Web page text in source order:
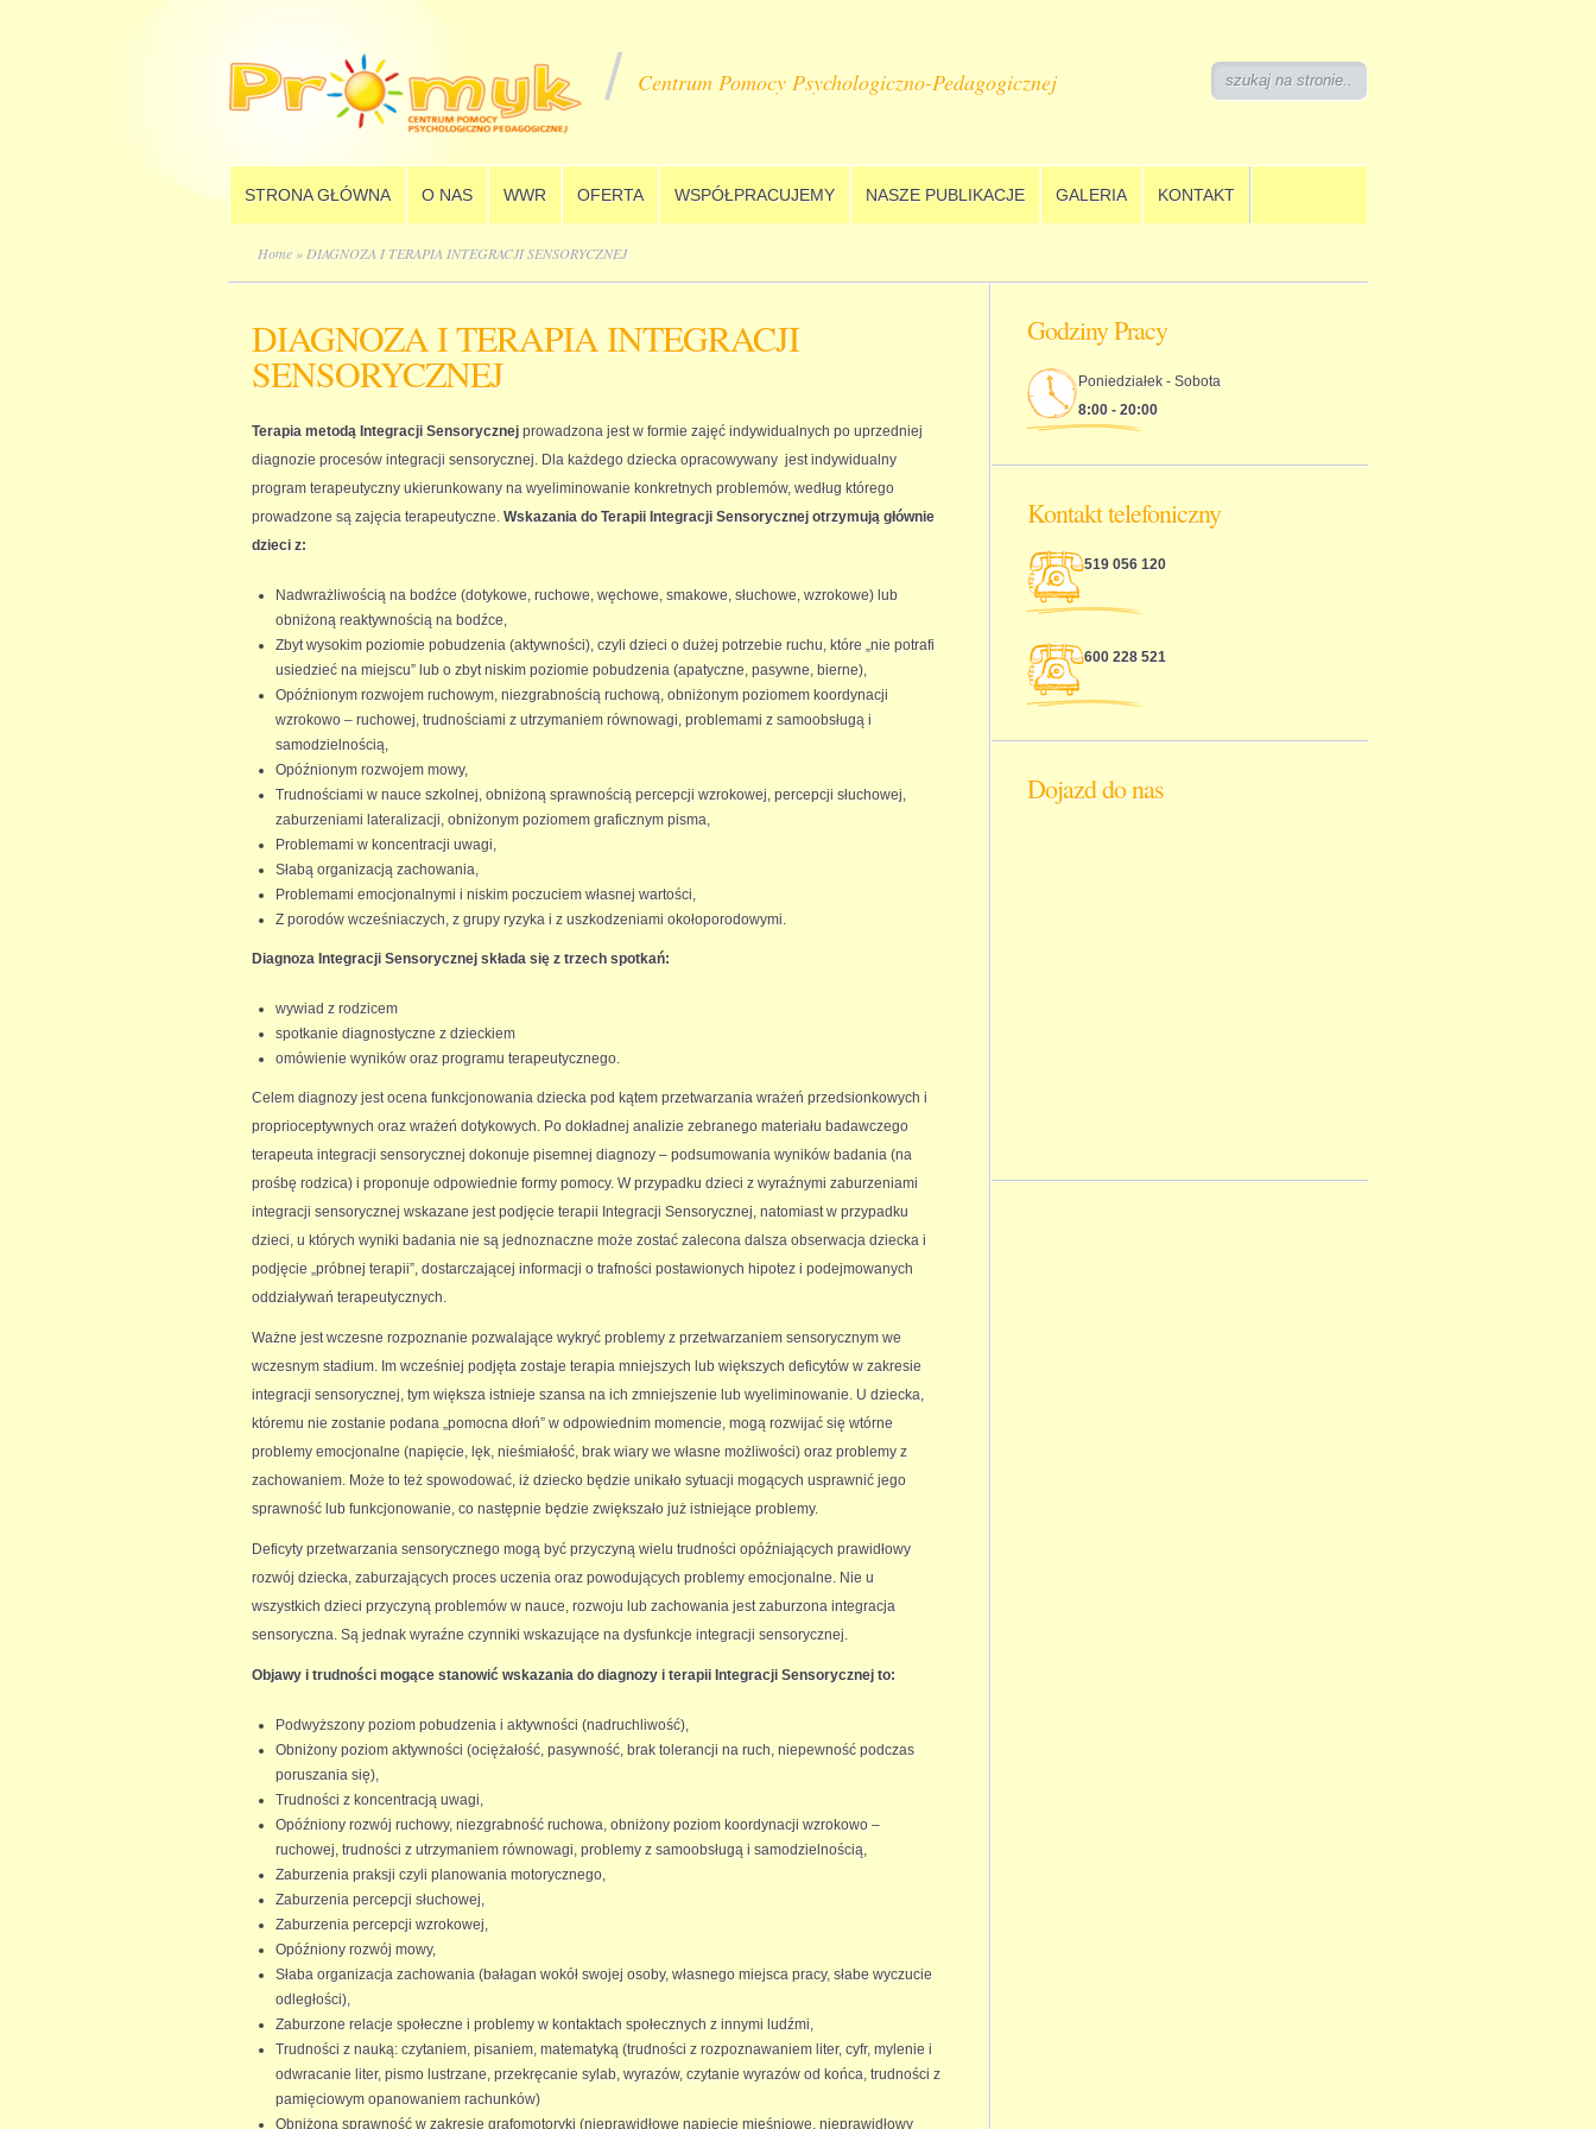
Centrum Pomocy Psychologiczno-Pedagogicznej
STRONA GŁÓWNA O NAS WWR OFERTA WSPÓŁPRACUJEMY NASZE PUBLIKACJE GALERIA KONTAKT
Home» DIAGNOZA I TERAPIA INTEGRACJI SENSORYCZNEJ
DIAGNOZA I TERAPIA INTEGRACJI
SENSORYCZNEJ
Terapia metodą Integracji Sensorycznej prowadzona jest w formie zajęć indywidualnych po uprzedniej
diagnozie procesów integracji sensorycznej. Dla każdego dziecka opracowywany jest indywidualny
program terapeutyczny ukierunkowany na wyeliminowanie konkretnych problemów, według którego
prowadzone są zajęcia terapeutyczne. Wskazania do Terapii Integracji Sensorycznej otrzymują głównie
dzieci z:
Nadwrażliwością na bodźce (dotykowe, ruchowe, węchowe, smakowe, słuchowe, wzrokowe) lub
obniżoną reaktywnością na bodźce,
Zbyt wysokim poziomie pobudzenia (aktywności), czyli dzieci o dużej potrzebie ruchu, które „nie potrafi
usiedzieć na miejscu” lub o zbyt niskim poziomie pobudzenia (apatyczne, pasywne, bierne),
Opóźnionym rozwojem ruchowym, niezgrabnością ruchową, obniżonym poziomem koordynacji
wzrokowo – ruchowej, trudnościami z utrzymaniem równowagi, problemami z samoobsługą i
samodzielnością,
Opóźnionym rozwojem mowy,
Trudnościami w nauce szkolnej, obniżoną sprawnością percepcji wzrokowej, percepcji słuchowej,
zaburzeniami lateralizacji, obniżonym poziomem graficznym pisma,
Problemami w koncentracji uwagi,
Słabą organizacją zachowania,
Problemami emocjonalnymi i niskim poczuciem własnej wartości,
Z porodów wcześniaczych, z grupy ryzyka i z uszkodzeniami okołoporodowymi.
Diagnoza Integracji Sensorycznej składa się z trzech spotkań:
wywiad z rodzicem
spotkanie diagnostyczne z dzieckiem
omówienie wyników oraz programu terapeutycznego.
Celem diagnozy jest ocena funkcjonowania dziecka pod kątem przetwarzania wrażeń przedsionkowych i
proprioceptywnych oraz wrażeń dotykowych. Po dokładnej analizie zebranego materiału badawczego
terapeuta integracji sensorycznej dokonuje pisemnej diagnozy – podsumowania wyników badania (na
prośbę rodzica) i proponuje odpowiednie formy pomocy. W przypadku dzieci z wyraźnymi zaburzeniami
integracji sensorycznej wskazane jest podjęcie terapii Integracji Sensorycznej, natomiast w przypadku
dzieci, u których wyniki badania nie są jednoznaczne może zostać zalecona dalsza obserwacja dziecka i
podjęcie „próbnej terapii”, dostarczającej informacji o trafności postawionych hipotez i podejmowanych
oddziaływań terapeutycznych.
Ważne jest wczesne rozpoznanie pozwalające wykryć problemy z przetwarzaniem sensorycznym we
wczesnym stadium. Im wcześniej podjęta zostaje terapia mniejszych lub większych deficytów w zakresie
integracji sensorycznej, tym większa istnieje szansa na ich zmniejszenie lub wyeliminowanie. U dziecka,
któremu nie zostanie podana „pomocna dłoń” w odpowiednim momencie, mogą rozwijać się wtórne
problemy emocjonalne (napięcie, lęk, nieśmiałość, brak wiary we własne możliwości) oraz problemy z
zachowaniem. Może to też spowodować, iż dziecko będzie unikało sytuacji mogących usprawnić jego
sprawność lub funkcjonowanie, co następnie będzie zwiększało już istniejące problemy.
Deficyty przetwarzania sensorycznego mogą być przyczyną wielu trudności opóźniających prawidłowy
rozwój dziecka, zaburzających proces uczenia oraz powodujących problemy emocjonalne. Nie u
wszystkich dzieci przyczyną problemów w nauce, rozwoju lub zachowania jest zaburzona integracja
sensoryczna. Są jednak wyraźne czynniki wskazujące na dysfunkcje integracji sensorycznej.
Objawy i trudności mogące stanowić wskazania do diagnozy i terapii Integracji Sensorycznej to:
Podwyższony poziom pobudzenia i aktywności (nadruchliwość),
Obniżony poziom aktywności (ociężałość, pasywność, brak tolerancji na ruch, niepewność podczas
poruszania się),
Trudności z koncentracją uwagi,
Opóźniony rozwój ruchowy, niezgrabność ruchowa, obniżony poziom koordynacji wzrokowo –
ruchowej, trudności z utrzymaniem równowagi, problemy z samoobsługą i samodzielnością,
Zaburzenia praksji czyli planowania motorycznego,
Zaburzenia percepcji słuchowej,
Zaburzenia percepcji wzrokowej,
Opóźniony rozwój mowy,
Słaba organizacja zachowania (bałagan wokół swojej osoby, własnego miejsca pracy, słabe wyczucie
odległości),
Zaburzone relacje społeczne i problemy w kontaktach społecznych z innymi ludźmi,
Trudności z nauką: czytaniem, pisaniem, matematyką (trudności z rozpoznawaniem liter, cyfr, mylenie i
odwracanie liter, pismo lustrzane, przekręcanie sylab, wyrazów, czytanie wyrazów od końca, trudności z
pamięciowym opanowaniem rachunków)
Obniżona sprawność w zakresie grafomotoryki (nieprawidłowe napięcie mięśniowe, nieprawidłowy
Godziny Pracy
Poniedziałek - Sobota
8:00 - 20:00
Kontakt telefoniczny
519 056 120
600 228 521
Dojazd do nas